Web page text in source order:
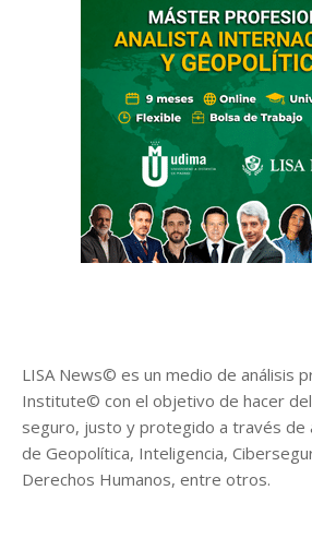
LISA News© es un medio de análisis
Institute© con el objetivo de hacer
seguro, justo y protegido a través de
de Geopolítica, Inteligencia,
Derechos Humanos, entre otros.